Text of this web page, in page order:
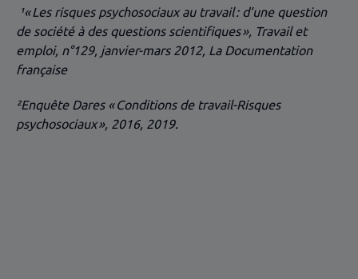
¹« Les risques psychosociaux au travail : d’une question
de société à des questions scientifiques », Travail et
emploi, n°129, janvier-mars 2012, La Documentation
française
²Enquête Dares « Conditions de travail-Risques
psychosociaux », 2016, 2019.